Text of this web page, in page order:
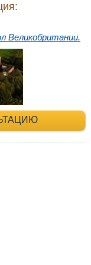
Великобритании.
660-35-